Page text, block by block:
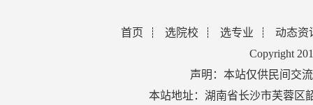
首页 选院校 选专业
动态资
Copyright
声明：本站仅供民间交
本站地址：湖南省长沙市芙蓉区